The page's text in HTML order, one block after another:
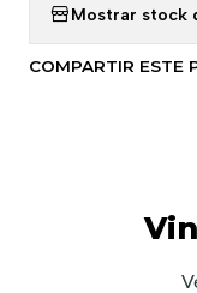
Mostrar stock
COMPARTIR ESTE